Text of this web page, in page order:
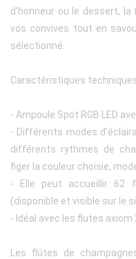
d'honneur ou le dessert,
vos convives tout en
sélectionné.
Caractéristiques
- Ampoule Spot RGB LED
- Différents modes
différents rythmes de
figer la couleur choisie,
- Elle peut accueillir 62
(disponible et visible sur le
- Idéal avec les flutes axiom
Les flûtes de